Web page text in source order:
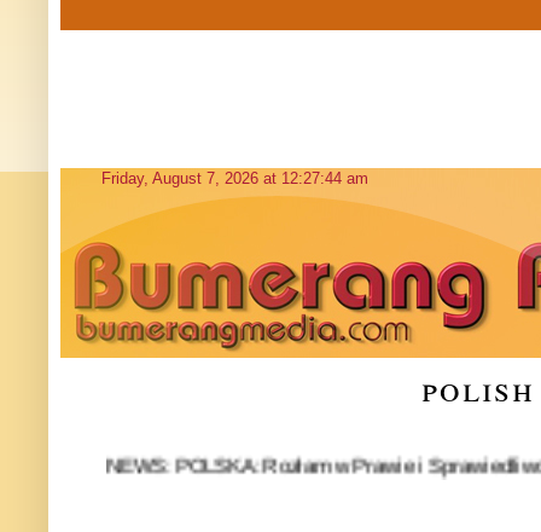
NEWS: POLSKA: Rozłam w Prawie i Sprawiedliwości